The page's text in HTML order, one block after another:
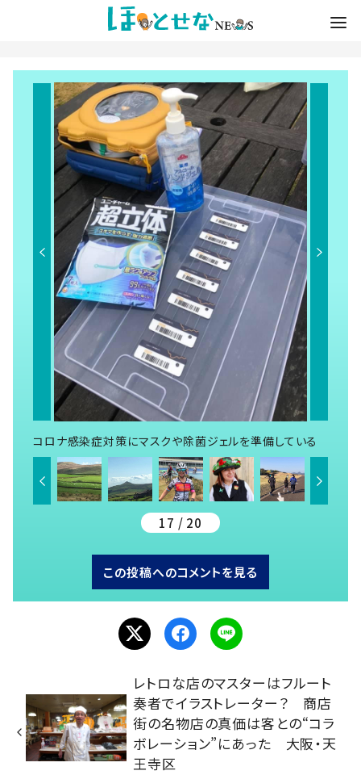
コロナ感染症対策にマスクや除菌ジェルを準備している
17 / 20
この投稿へのコメントを見る
レトロな店のマスターはフルート
奏者でイラストレーター？ 商店
街の名物店の真価は客との“コラ
ボレーション”にあった 大阪・天
王寺区